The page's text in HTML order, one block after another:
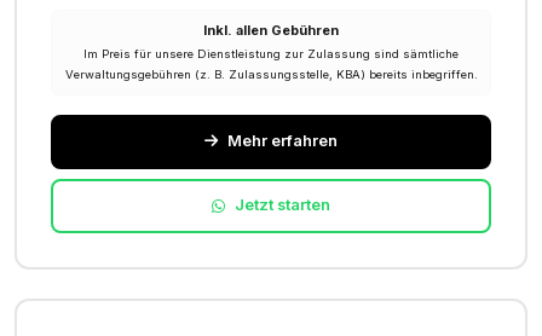
Inkl. allen Gebühren
Im Preis für unsere Dienstleistung zur Zulassung sind sämtliche
Verwaltungsgebühren (z. B. Zulassungsstelle, KBA) bereits inbegriffen.
Mehr erfahren
Jetzt starten